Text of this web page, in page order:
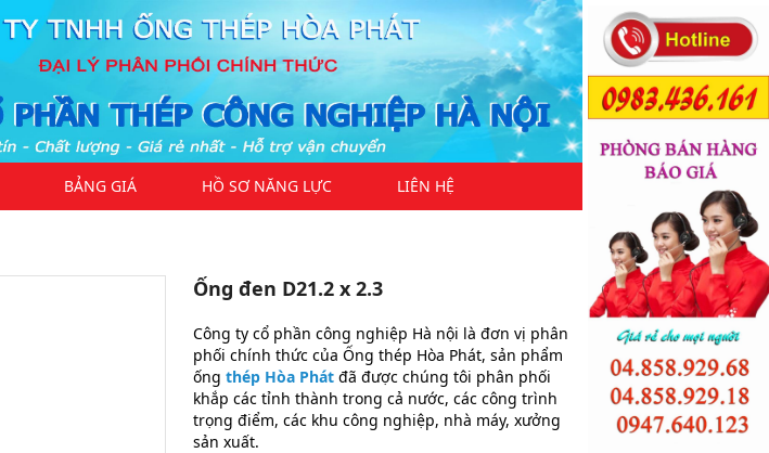
BẢNG GIÁ HỒ SƠ NĂNG LỰC LIÊN HỆ
Ống đen D21.2 x 2.3
Công ty cổ phần công nghiệp Hà nội là đơn vị phân
phối chính thức của Ống thép Hòa Phát, sản phẩm
ống thép Hòa Phátđã được chúng tôi phân phối
khắp các tỉnh thành trong cả nước, các công trình
trọng điểm, các khu công nghiệp, nhà máy, xưởng
sản xuất.